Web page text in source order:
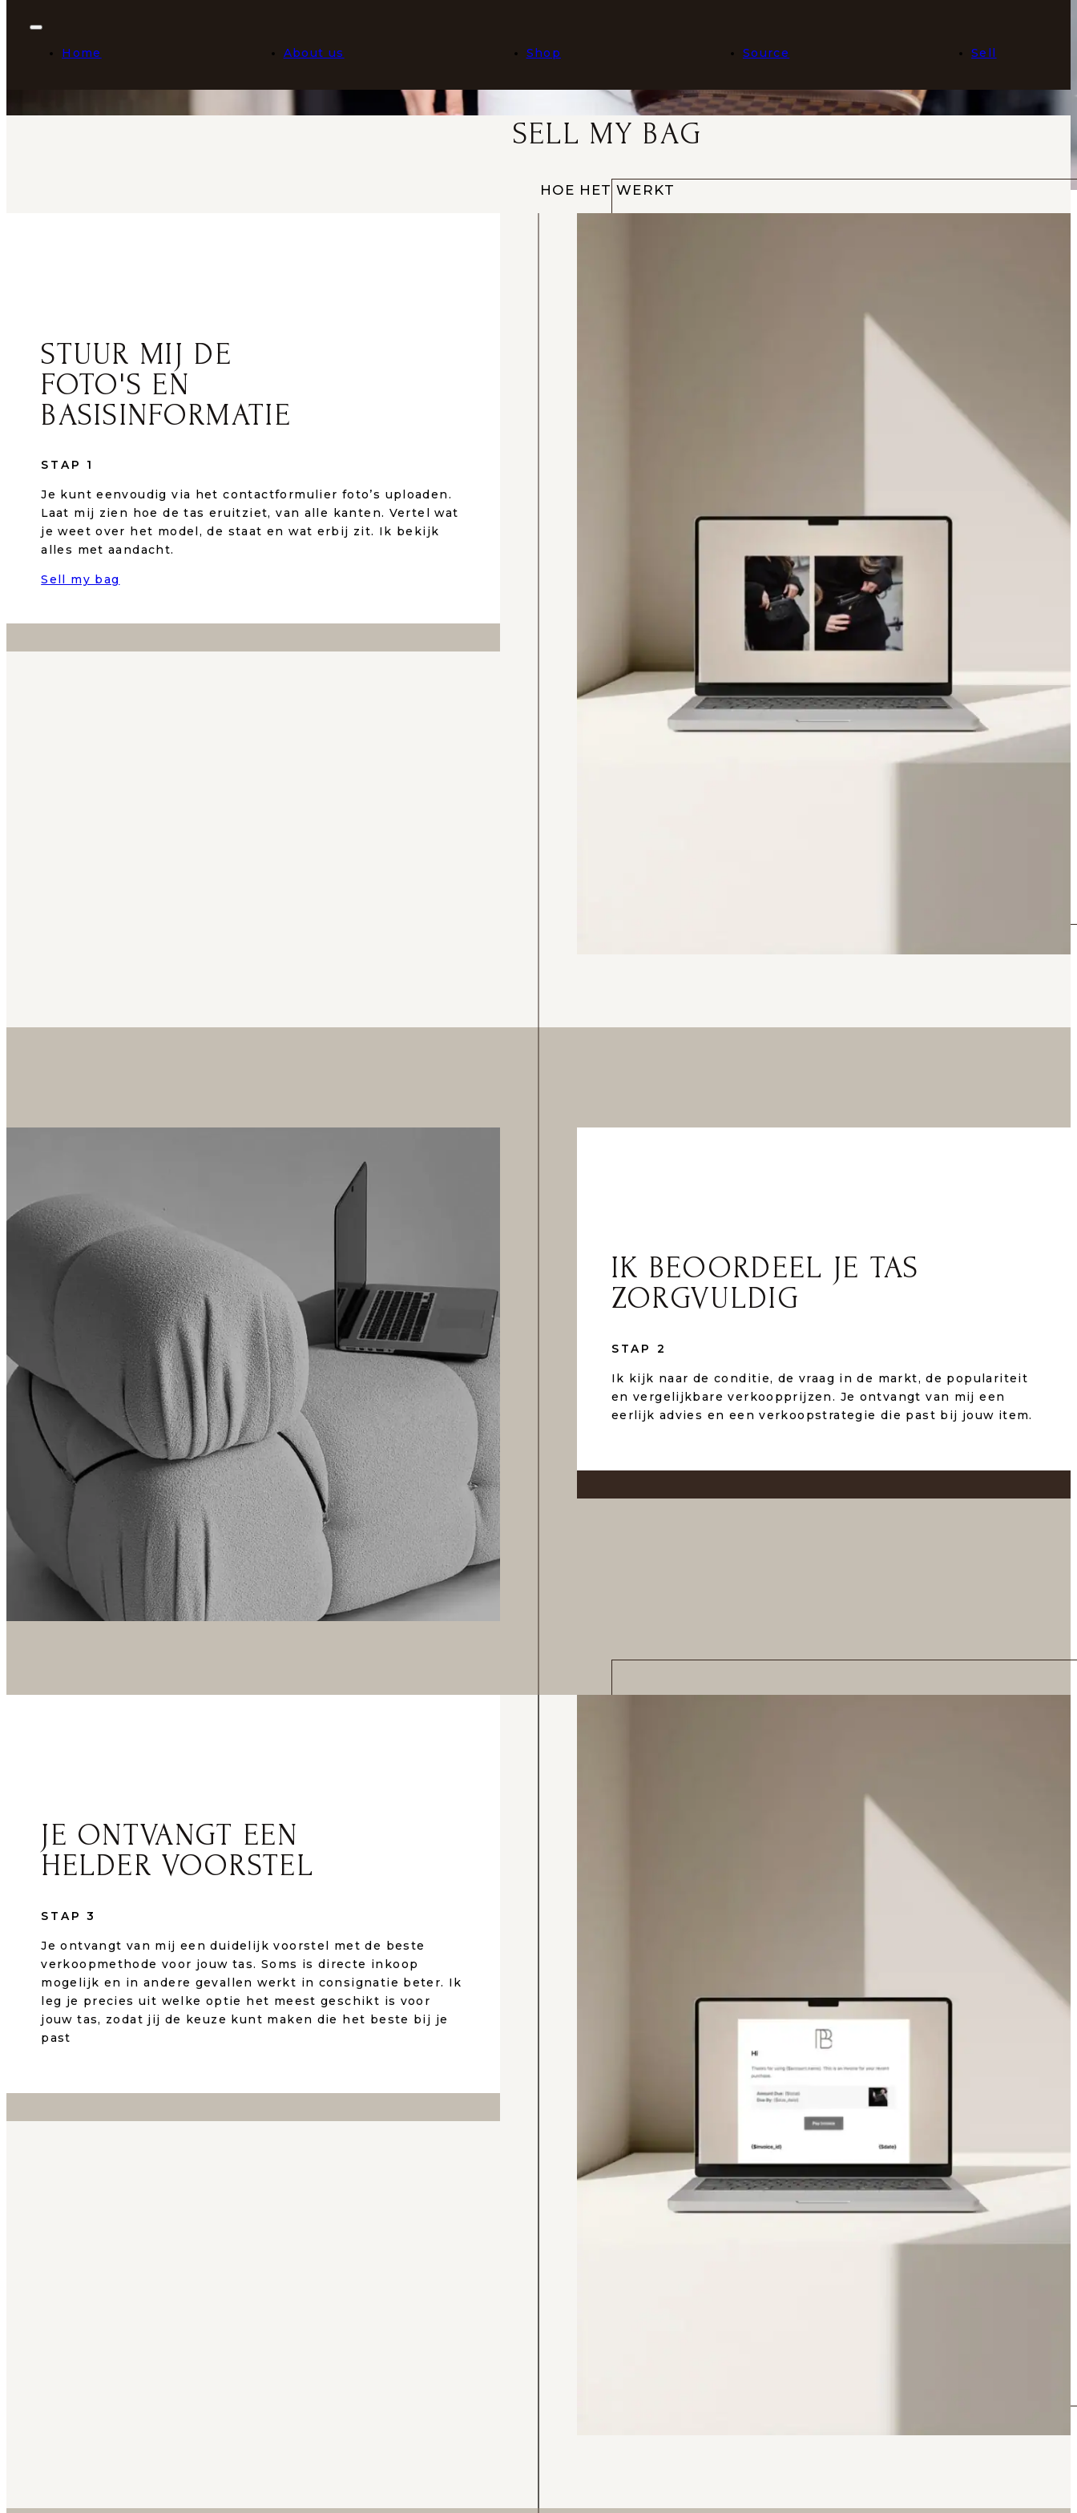
Home About us Shop Source Sell
SELL MY BAG
HOE HET WERKT
STUUR MIJ DE
FOTO'S EN
BASISINFORMATIE
STAP 1
Je kunt eenvoudig via het contactformulier foto’s uploaden.
Laat mij zien hoe de tas eruitziet, van alle kanten. Vertel wat
je weet over het model, de staat en wat erbij zit. Ik bekijk
alles met aandacht.
Sell my bag
IK BEOORDEEL JE TAS
ZORGVULDIG
STAP 2
Ik kijk naar de conditie, de vraag in de markt, de populariteit
en vergelijkbare verkoopprijzen. Je ontvangt van mij een
eerlijk advies en een verkoopstrategie die past bij jouw item.
JE ONTVANGT EEN
HELDER VOORSTEL
STAP 3
Je ontvangt van mij een duidelijk voorstel met de beste
verkoopmethode voor jouw tas. Soms is directe inkoop
mogelijk en in andere gevallen werkt in consignatie beter. Ik
leg je precies uit welke optie het meest geschikt is voor
jouw tas, zodat jij de keuze kunt maken die het beste bij je
past